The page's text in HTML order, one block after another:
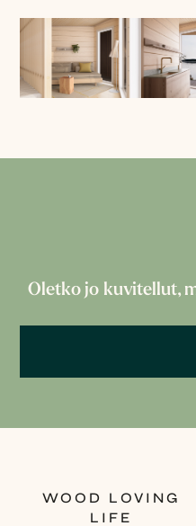
Oletko jo kuvitellut,
WOOD LOVING
LIFE